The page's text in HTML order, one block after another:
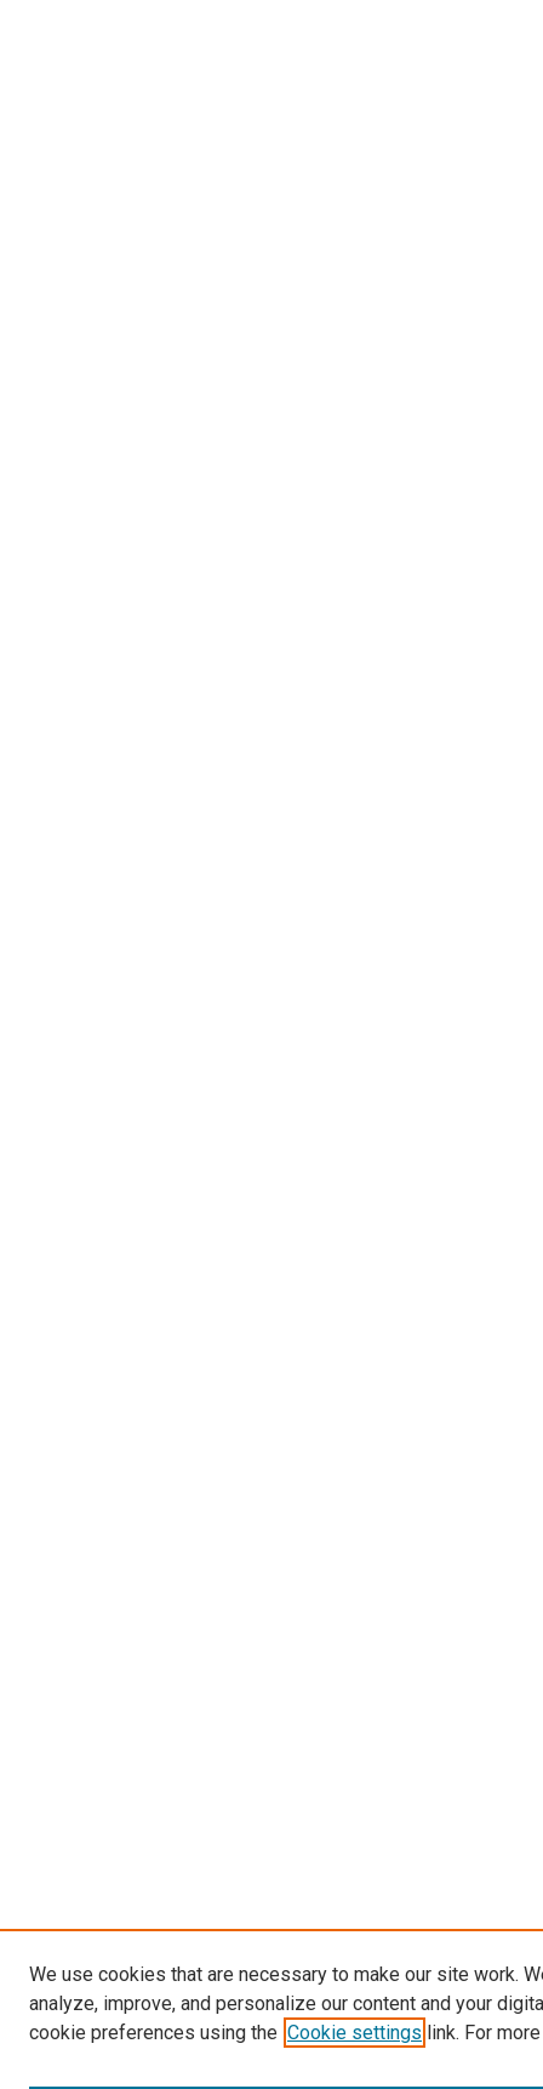
We use cookies that are necessary to make our site work.
analyze, improve, and personalize our content and your
cookie preferences using the Cookie settings link. For